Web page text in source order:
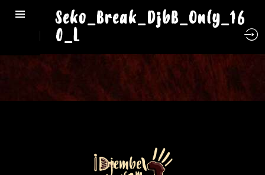
Seko_Break_DjbB_Only_16
0_L